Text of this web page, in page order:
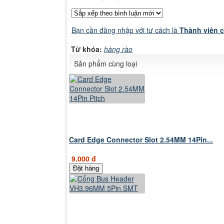
Bạn cần đăng nhập với tư cách là Thành viên
Từ khóa: hàng rào
Sản phẩm cùng loại
Card Edge Connector Slot 2.54MM 14Pin...
9.000 đ
Đặt hàng